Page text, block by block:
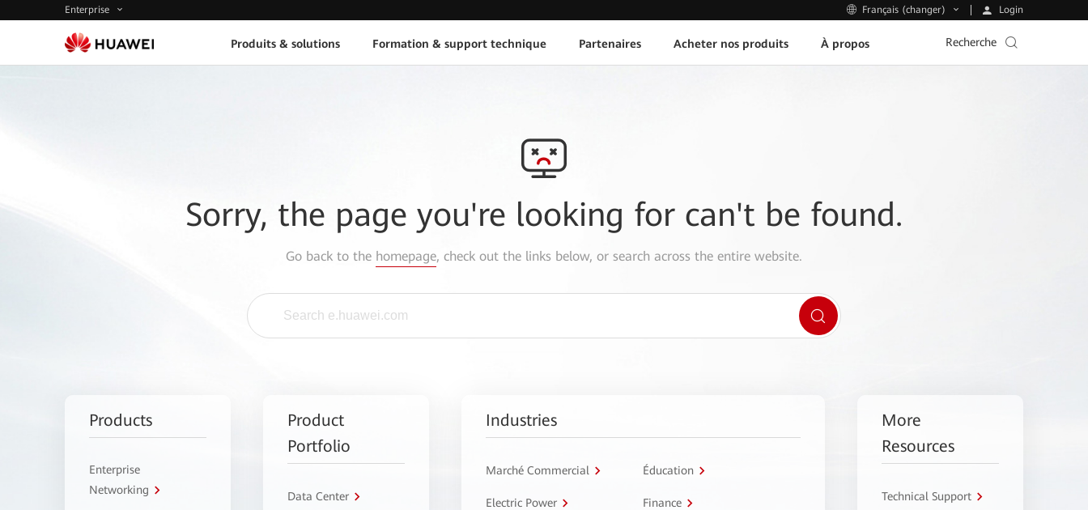
Enterprise Français (changer) Login
Produits & solutions Formation & support technique Partenaires Acheter nos produits À propos Recherche
Sorry, the page you're looking for can't be found.
Go back to the homepage, check out the links below, or search across the entire website.
Products
Enterprise
Networking
Product
Portfolio
Data Center
Industries
Marché Commercial Éducation
Electric Power Finance
More
Resources
Technical Support